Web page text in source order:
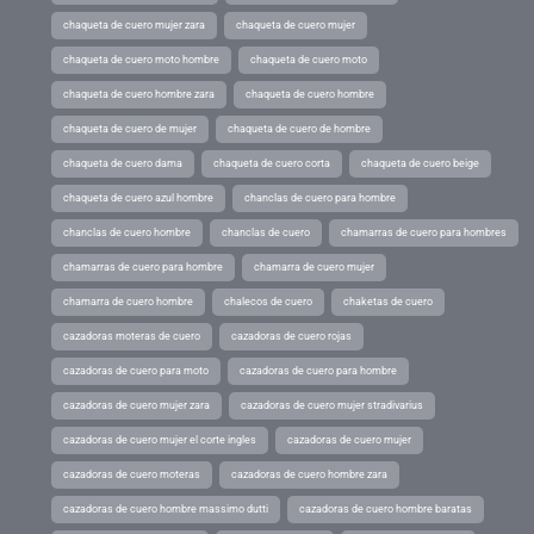
chaqueta de cuero mujer zara chaqueta de cuero mujer
chaqueta de cuero moto hombre chaqueta de cuero moto
chaqueta de cuero hombre zara chaqueta de cuero hombre
chaqueta de cuero de mujer chaqueta de cuero de hombre
chaqueta de cuero dama chaqueta de cuero corta chaqueta de cuero beige
chaqueta de cuero azul hombre chanclas de cuero para hombre
chanclas de cuero hombre chanclas de cuero chamarras de cuero para hombres
chamarras de cuero para hombre chamarra de cuero mujer
chamarra de cuero hombre chalecos de cuero chaketas de cuero
cazadoras moteras de cuero cazadoras de cuero rojas
cazadoras de cuero para moto cazadoras de cuero para hombre
cazadoras de cuero mujer zara cazadoras de cuero mujer stradivarius
cazadoras de cuero mujer el corte ingles cazadoras de cuero mujer
cazadoras de cuero moteras cazadoras de cuero hombre zara
cazadoras de cuero hombre massimo dutti cazadoras de cuero hombre baratas